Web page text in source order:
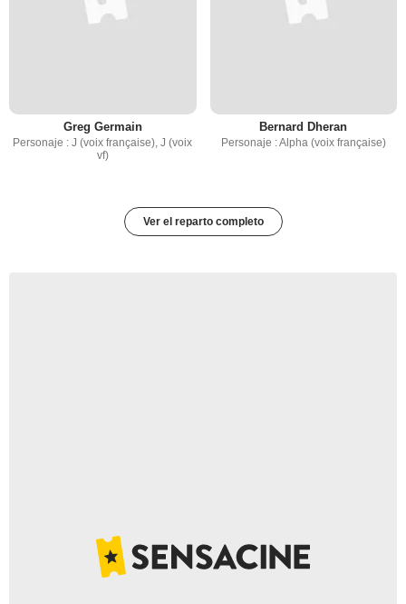
Greg Germain
Personaje : J (voix française), J (voix
vf)
Bernard Dheran
Personaje : Alpha (voix française)
Ver el reparto completo